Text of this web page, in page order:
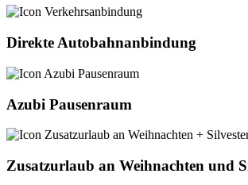
Direkte Autobahnanbindung
Azubi Pausenraum
Zusatzurlaub an Weihnachten und